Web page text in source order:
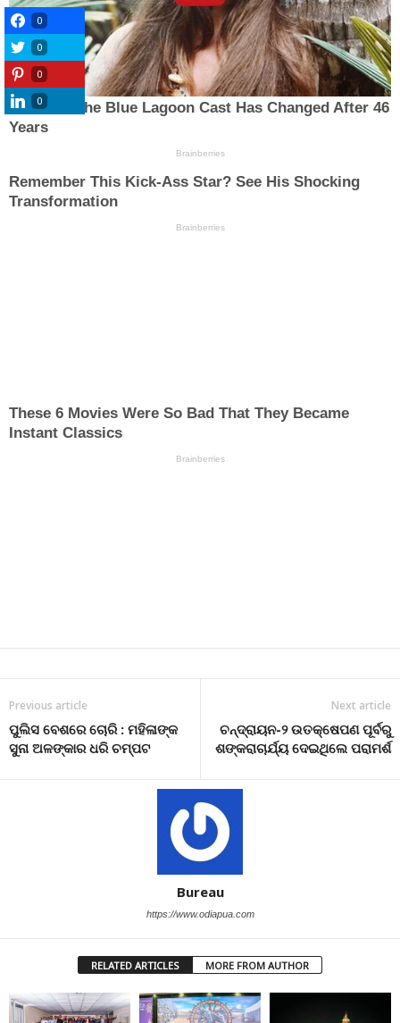
Previous article
ପୁଲିସ ବେଶରେ ଚୋରି : ମହିଳାଙ୍କ
ସୁନା ଅଳଙ୍କାର ଧରି ଚମ୍ପଟ
Next article
ଚନ୍ଦ୍ରାୟନ-୨ ଉତକ୍ଷେପଣ ପୂର୍ବରୁ
ଶଙ୍କରାଚାର୍ଯ୍ୟ ଦେଇଥିଲେ ପରାମର୍ଶ
Bureau
https://www.odiapua.com
RELATED ARTICLES MORE FROM AUTHOR
0
0
0
0